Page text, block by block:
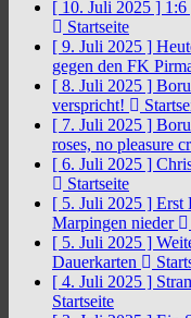
[ 10. Juli 2025 ] 1:6
Startseite
[ 9. Juli 2025 ]
gegen den FK
[ 8. Juli 2025 ]
verspricht!
[ 7. Juli 2025 ]
roses, no pleasure
[ 6. Juli 2025 ]
Startseite
[ 5. Juli 2025 ] Erst
Marpingen nieder
[ 5. Juli 2025 ]
Dauerkarten
[ 4. Juli 2025 ]
Startseite